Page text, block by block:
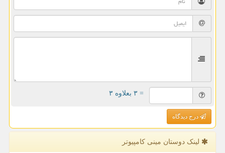
= ۳ بعلاوه ۳
درج دیدگاه
لینک دوستان مینی كامپیوتر